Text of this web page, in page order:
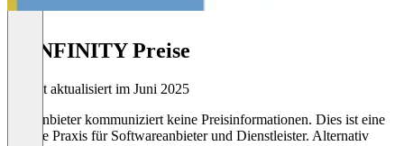
S4INFINITY Preise
Zuletzt aktualisiert im Juni 2025
Der Anbieter kommuniziert keine Preisinformationen. Dies ist eine
übliche Praxis für Softwareanbieter und Dienstleister. Alternativ